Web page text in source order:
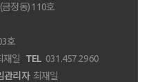
정동) 110호
호
재일 TEL 031.457.2960
관리자 최재일